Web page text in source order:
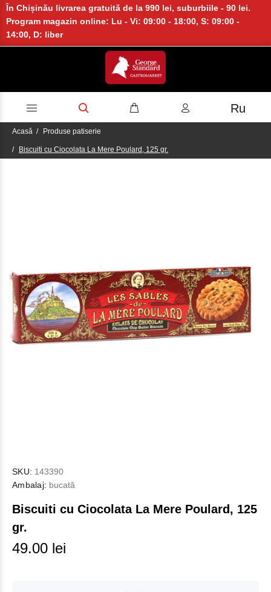
În Chișinău livrarea gratuită de la 990 lei, suburbiile - 90 lei.
Program magazin online: Lu - Vi: 09:00 - 18:00, S: 09:00 -
14:00, D: liber
Ru
Acasă Produse patiserie
Biscuiti cu Ciocolata La Mere Poulard, 125 gr.
SKU: 143390
Ambalaj: bucată
Biscuiti cu Ciocolata La Mere Poulard, 125
gr.
49.00 lei